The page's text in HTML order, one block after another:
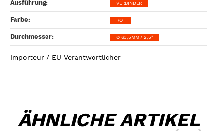
Ausführung‍: VERBINDER
Farbe‍: ROT
Durchmesser‍: Ø 63,5MM / 2,5"
Importeur / EU-Verantwortlicher
ÄHNLICHE ARTIKEL